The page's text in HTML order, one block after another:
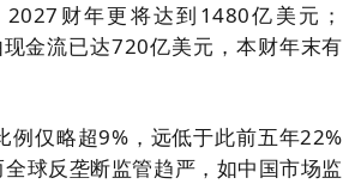
财年更将达到1480亿美元；
金流已达720亿美元，本财年末有
例仅略超9%，远低于此前五年22%
球反垄断监管趋严，如中国市场监